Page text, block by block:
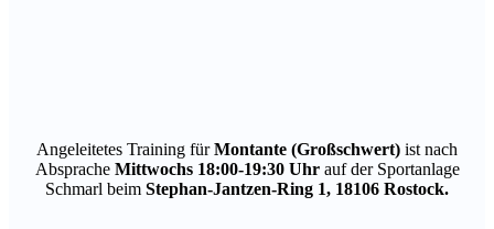
Angeleitetes Training fürMontante (Großschwert) ist nach
Absprache Mittwochs 18:00-19:30 Uhrauf der Sportanlage
Schmarl beim Stephan-Jantzen-Ring 1, 18106 Rostock.